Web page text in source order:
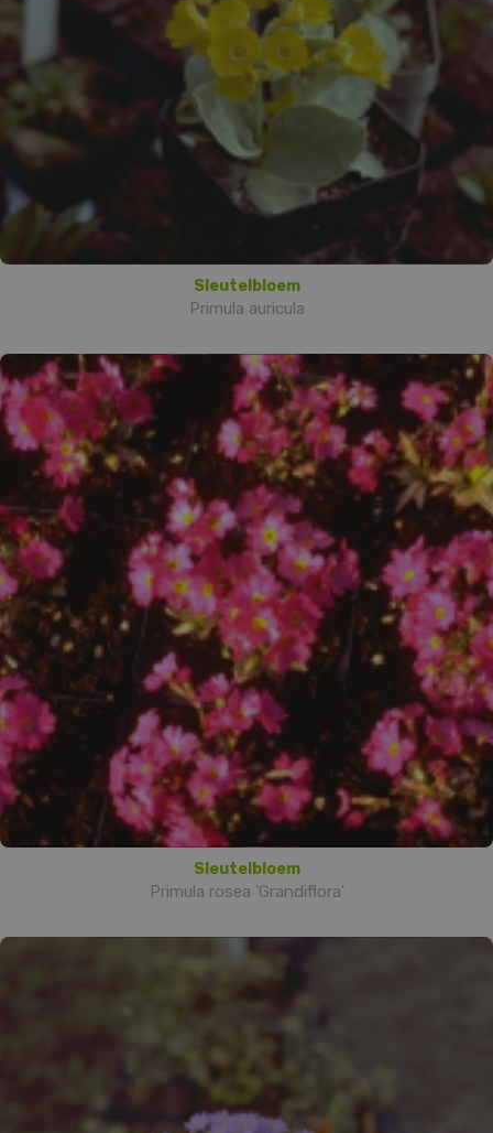
Sleutelbloem
Primula auricula
Sleutelbloem
Primula rosea 'Grandiflora'